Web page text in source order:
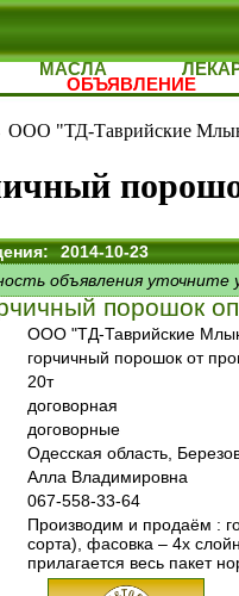
МАСЛА
ОБЪЯВЛЕНИЕ
ООО "ТД-Таврийские
2014-10-23
объявления уточните
порошок
ООО "ТД-Таврийские
горчичный порошок от
20т
договорная
договорные
Одесская область,
Алла Владимировна
067-558-33-64
Производим и продаём :
сорта), фасовка – 4х
прилагается весь пакет